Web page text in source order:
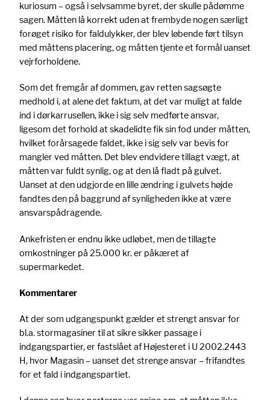
kuriosum – også i selvsamme byret, der skulle pådømme
sagen. Måtten lå korrekt uden at frembyde nogen særligt
forøget risiko for faldulykker, der blev løbende ført tilsyn
med måttens placering, og måtten tjente et formål uanset
vejrforholdene.
Som det fremgår af dommen, gav retten sagsøgte
medhold i, at alene det faktum, at det var muligt at falde
ind i dørkarrusellen, ikke i sig selv medførte ansvar,
ligesom det forhold at skadelidte fik sin fod under måtten,
hvilket forårsagede faldet, ikke i sig selv var bevis for
mangler ved måtten. Det blev endvidere tillagt vægt, at
måtten var fuldt synlig, og at den lå fladt på gulvet.
Uanset at den udgjorde en lille ændring i gulvets højde
fandtes den på baggrund af synligheden ikke at være
ansvarspådragende.
Ankefristen er endnu ikke udløbet, men de tillagte
omkostninger på 25.000 kr. er påkæret af
supermarkedet.
Kommentarer
At der som udgangspunkt gælder et strengt ansvar for
bl.a. stormagasiner til at sikre sikker passage i
indgangspartier, er fastslået af Højesteret i U 2002.2443
H, hvor Magasin – uanset det strenge ansvar – frifandtes
for et fald i indgangspartiet.